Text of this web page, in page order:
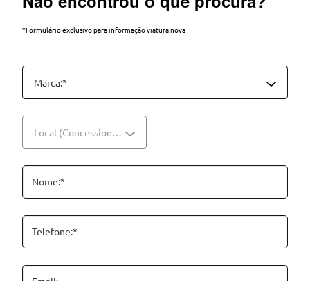
*Formulário exclusivo para informação viatura nova
Marca:*
Local (Concessionário):*
Nome:*
Telefone:*